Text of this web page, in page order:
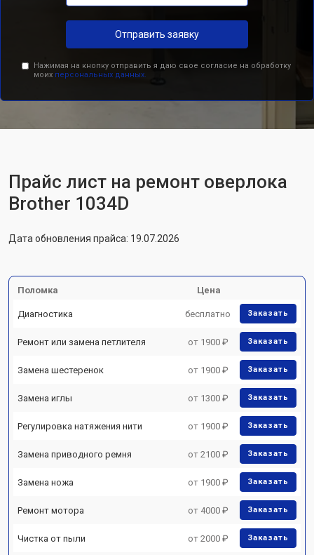
Отправить заявку
Нажимая на кнопку отправить я даю свое согласие на обработку
моих персональных данных.
Прайс лист на ремонт оверлока
Brother 1034D
Дата обновления прайса: 19.07.2026
Поломка Цена
Диагностика бесплатно Заказать
Ремонт или замена петлителя от 1900 ₽ Заказать
Замена шестеренок от 1900 ₽ Заказать
Замена иглы от 1300 ₽ Заказать
Регулировка натяжения нити от 1900 ₽ Заказать
Замена приводного ремня от 2100 ₽ Заказать
Замена ножа от 1900 ₽ Заказать
Ремонт мотора от 4000 ₽ Заказать
Чистка от пыли от 2000 ₽ Заказать